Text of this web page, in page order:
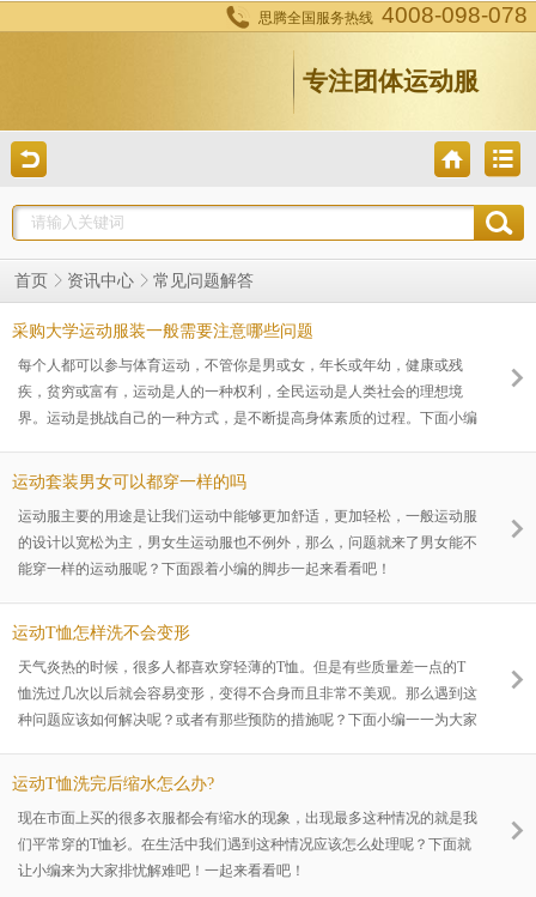
思腾全国服务热线 4008-098-078
专注团体运动服
首页 资讯中心 常见问题解答
采购大学运动服装一般需要注意哪些问题
每个人都可以参与体育运动，不管你是男或女，年长或年幼，健康或残
疾，贫穷或富有，运动是人的一种权利，全民运动是人类社会的理想境
界。运动是挑战自己的一种方式，是不断提高身体素质的过程。下面小编
帮助。
运动套装男女可以都穿一样的吗
运动服主要的用途是让我们运动中能够更加舒适，更加轻松，一般运动服
的设计以宽松为主，男女生运动服也不例外，那么，问题就来了男女能不
能穿一样的运动服呢？下面跟着小编的脚步一起来看看吧！
运动T恤怎样洗不会变形
天气炎热的时候，很多人都喜欢穿轻薄的T恤。但是有些质量差一点的T
恤洗过几次以后就会容易变形，变得不合身而且非常不美观。那么遇到这
种问题应该如何解决呢？或者有那些预防的措施呢？下面小编一一为大家
运动T恤洗完后缩水怎么办?
现在市面上买的很多衣服都会有缩水的现象，出现最多这种情况的就是我
们平常穿的T恤衫。在生活中我们遇到这种情况应该怎么处理呢？下面就
让小编来为大家排忧解难吧！一起来看看吧！